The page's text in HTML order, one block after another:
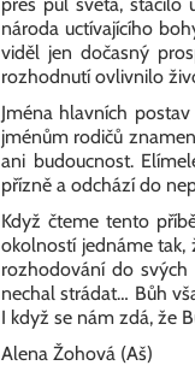
národa uctívajícího
viděl jen dočasný
rozhodnutí ovlivnilo
Jména hlavních
jménům rodičů
ani budoucnost.
přízně a odchází do
Když čteme tento
okolností jednáme tak,
rozhodování do
nechal strádat… Bůh
I když se nám zdá, že
Alena Žohová (Aš)